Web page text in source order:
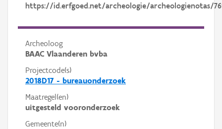
https://id.erfgoed.net/archeologie/archeologienotas/
Archeoloog
BAAC Vlaanderen bvba
Projectcode(s)
2018D17 - bureauonderzoek
Maatregel(en)
uitgesteld vooronderzoek
Gemeente(n)